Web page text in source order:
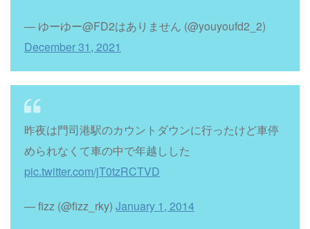
— ゆーゆー@FD2はありません (@youyoufd2_2)
December 31, 2021
昨夜は門司港駅のカウントダウンに行ったけど車停
められなくて車の中で年越しした
pic.twitter.com/jT0tzRCTVD
— fizz (@fizz_rky) January 1, 2014